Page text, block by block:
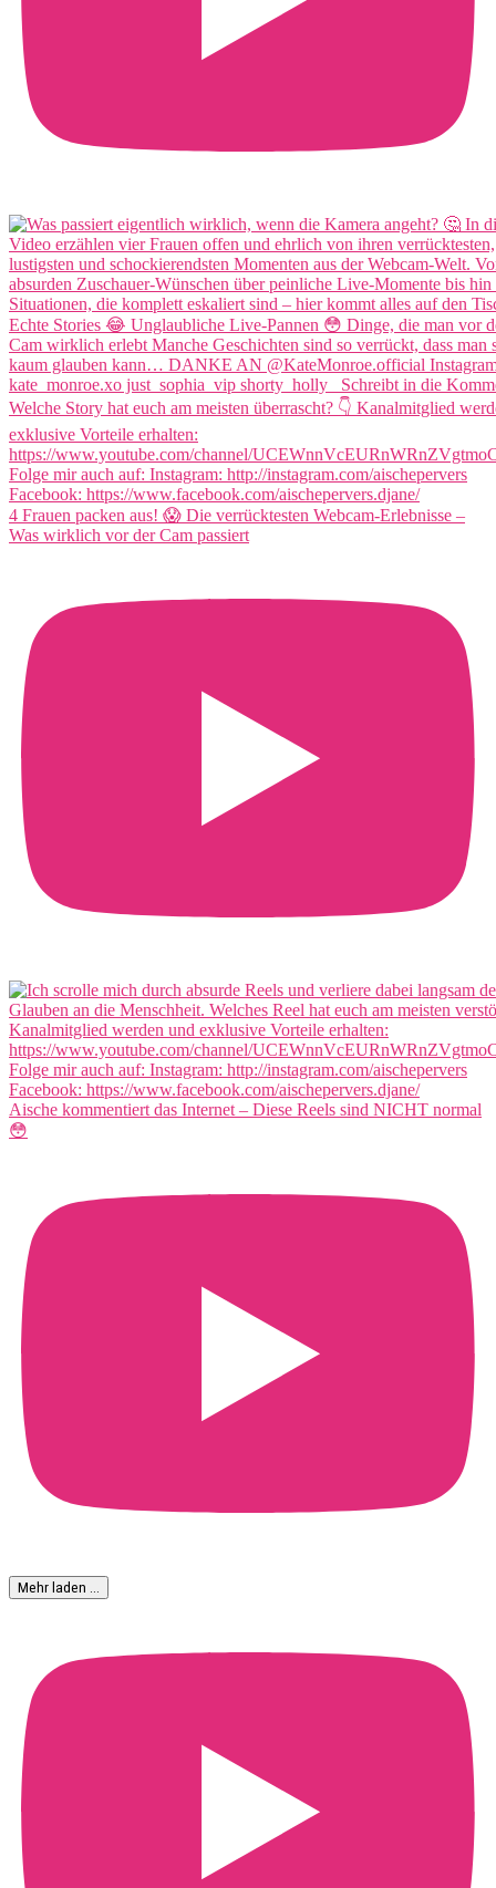
4 Frauen packen aus! 😱 Die verrücktesten Webcam-Erlebnisse –
Was wirklich vor der Cam passiert
Aische kommentiert das Internet – Diese Reels sind NICHT normal
😳
Mehr laden …